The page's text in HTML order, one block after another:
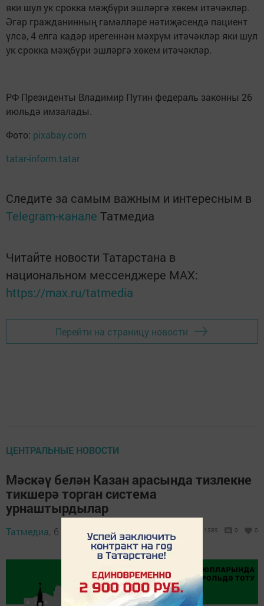
яки шул ук срокка мәҗбүри эшләргә хөкем итәчәкләр.
Әгәр гражданинның гамәлләре нәтиҗәсендә пациент
үлсә, 4 елга кадәр ирегеннән мәхрүм итәчәкләр яки шул
ук срокка мәҗбүри эшләргә хөкем итәчәкләр.
РФ Президенты Владимир Путин федераль законны 26
июльдә имзалады.
Фото: pixabay.com
tatar-inform.tatar
Следите за самым важным и интересным в
Telegram-канале Татмедиа
Читайте новости Татарстана в
национальном мессенджере MАХ:
https://max.ru/tatmedia
Перейти на страницу новости
ЦЕНТРАЛЬНЫЕ НОВОСТИ
Мәскәү белән Казан арасында тизлекне
тикшерә торган система
урнаштырдылар
Татмедиа, 6 август 2019 - 09:22 1389 0 0